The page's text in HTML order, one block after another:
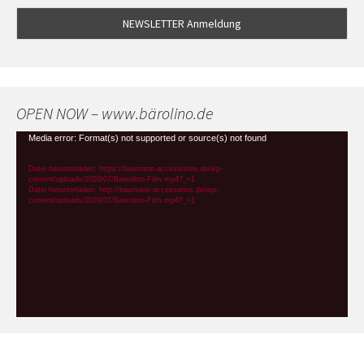
OPEN NOW – www.bärolino.de
Video-
Media error: Format(s) not supported or source(s) not found
Datei herunterladen: https://baumann-accessories.de/wp-
content/uploads/2020/07/Baerolino-Film.mp4?_=1
Datei herunterladen: http://baumann-accessories.de/wp-
content/uploads/2020/07/Baerolino-Film.mp4?_=1